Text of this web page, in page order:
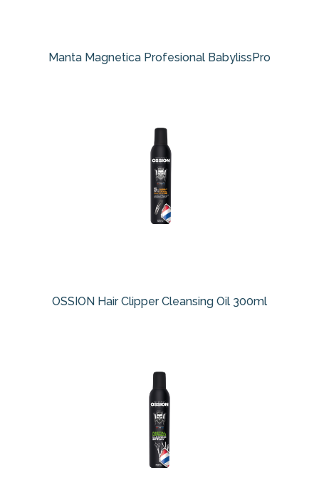
Manta Magnetica Profesional BabylissPro
OSSION Hair Clipper Cleansing Oil 300ml